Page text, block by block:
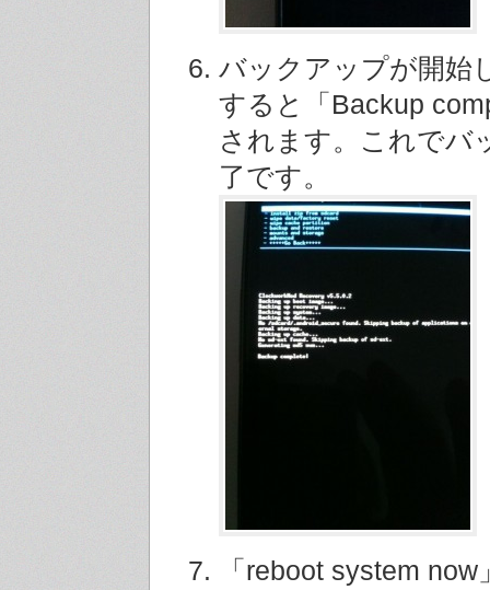
バックアップが開始
すると「Backup
されます。これでバ
了です。
「reboot system